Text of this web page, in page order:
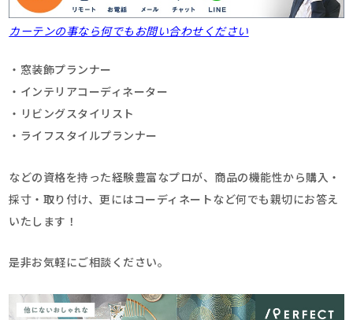
カーテンの事なら何でもお問い合わせください
・窓装飾プランナー
・インテリアコーディネーター
・リビングスタイリスト
・ライフスタイルプランナー
などの資格を持った経験豊富なプロが、商品の機能性から購入・
採寸・取り付け、更にはコーディネートなど何でも親切にお答え
いたします！
是非お気軽にご相談ください。